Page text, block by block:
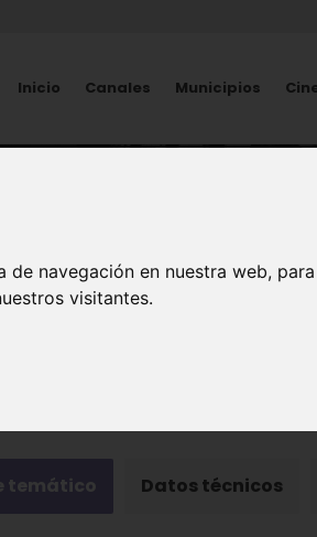
navegación en nuestra web,
visitantes.
Inicio Canales Municipios
Murgetana
temático Datos técnicos